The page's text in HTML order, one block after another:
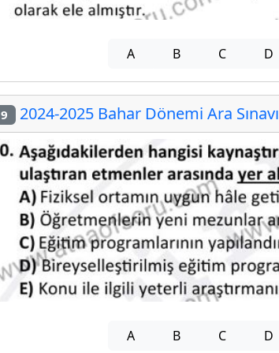
A B C D
9 2024-2025 Bahar Dönemi Ara Sınavı
A B C D